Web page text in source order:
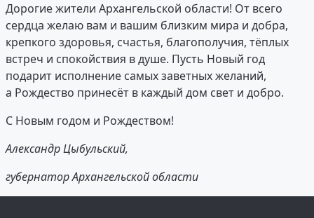
Дорогие жители Архангельской области! От всего
сердца желаю вам и вашим близким мира и добра,
крепкого здоровья, счастья, благополучия, тёплых
встреч и спокойствия в душе. Пусть Новый год
подарит исполнение самых заветных желаний,
а Рождество принесёт в каждый дом свет и добро.
С Новым годом и Рождеством!
Александр Цыбульский,
губернатор Архангельской области